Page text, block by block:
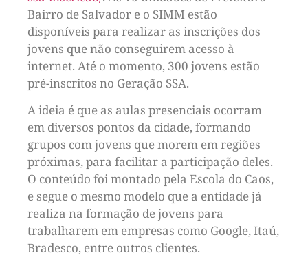
Bairro de Salvador e o SIMM estão
disponíveis para realizar as inscrições dos
jovens que não conseguirem acesso à
internet. Até o momento, 300 jovens estão
pré-inscritos no Geração SSA.
A ideia é que as aulas presenciais ocorram
em diversos pontos da cidade, formando
grupos com jovens que morem em regiões
próximas, para facilitar a participação deles.
O conteúdo foi montado pela Escola do Caos,
e segue o mesmo modelo que a entidade já
realiza na formação de jovens para
trabalharem em empresas como Google, Itaú,
Bradesco, entre outros clientes.